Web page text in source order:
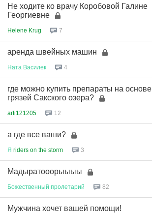
Не ходите ко врачу Коробовой Галине
Георгиевне
Helene Krug 7
аренда швейных машин
Ната Василек 4
где можно купить препараты на основе
грязей Сакского озера?
arti121205 12
а где все ваши?
Я riders on the storm 3
Мадыратооорыыыы
Божественный пролетарий 82
Мужчина хочет вашей помощи!